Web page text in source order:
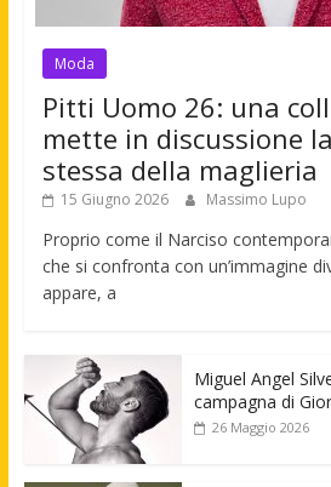
Moda
Pitti Uomo 26: una
mette in discussione
stessa della maglieria
15 Giugno 2026 Massimo Lupo
Proprio come il Narciso
che si confronta con un’immagine
appare, a
Miguel Angel
campagna di
26 Maggio 2026